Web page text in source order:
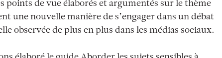
points de vue élaborés et argumentés sur le thème
une nouvelle manière de s’engager dans un débat
observée de plus en plus dans les médias sociaux.